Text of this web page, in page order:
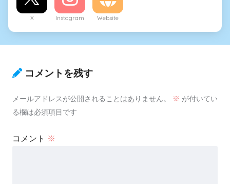
X Instagram Website
コメントを残す
メールアドレスが公開されることはありません。 ※ が付いてい
る欄は必須項目です
コメント ※